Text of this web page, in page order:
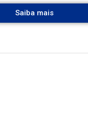
Saiba mais